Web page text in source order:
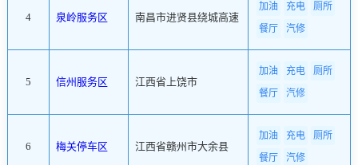
4 泉岭服务区 南昌市进贤县绕城高速
加油 充电
厕所
餐厅
汽修
5 信州服务区 江西省上饶市
加油 充电
厕所
餐厅
汽修
6 梅关停车区 江西省赣州市大余县
加油 充电
厕所
餐厅
汽修